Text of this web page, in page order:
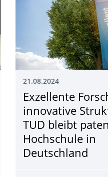
21.08.2024
Exzellente
innovative
TUD bleibt
Hochschule in
Deutschland